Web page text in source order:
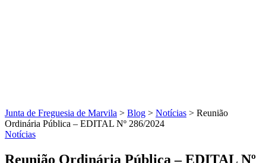
Junta de Freguesia de Marvila > Blog > Notícias > Reunião
Ordinária Pública – EDITAL Nº 286/2024
Notícias
Reunião Ordinária Pública – EDITAL Nº